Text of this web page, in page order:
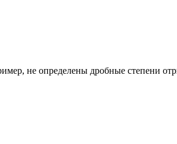
не определены дробные степени